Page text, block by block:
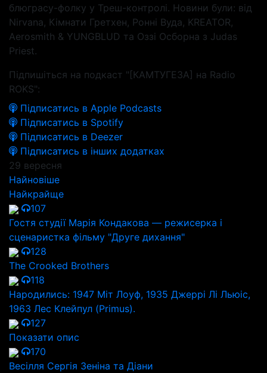
блюграсу-фолку у Треш-контролі. Новини були: від
Nirvana, Кімнати Гретхен, Ронні Вуда, KREATOR,
Aerosmith & YUNGBLUD та Оззі Осборна з Judas
Priest.
Підпишіться на подкаст "[КАМТУГЕЗА] на Radio
ROKS":
Підписатись в Apple Podcasts
Підписатись в Spotify
Підписатись в Deezer
Підписатись в інших додатках
29 вересня
Найновіше
Найкрайще
107
Гостя студії Марія Кондакова — режисерка і
сценаристка фільму "Друге дихання"
128
The Crooked Brothers
118
Народились: 1947 Міт Лоуф, 1935 Джеррі Лі Льюіс,
1963 Лес Клейпул (Primus).
127
Показати опис
170
Весілля Сергія Зеніна та Діани